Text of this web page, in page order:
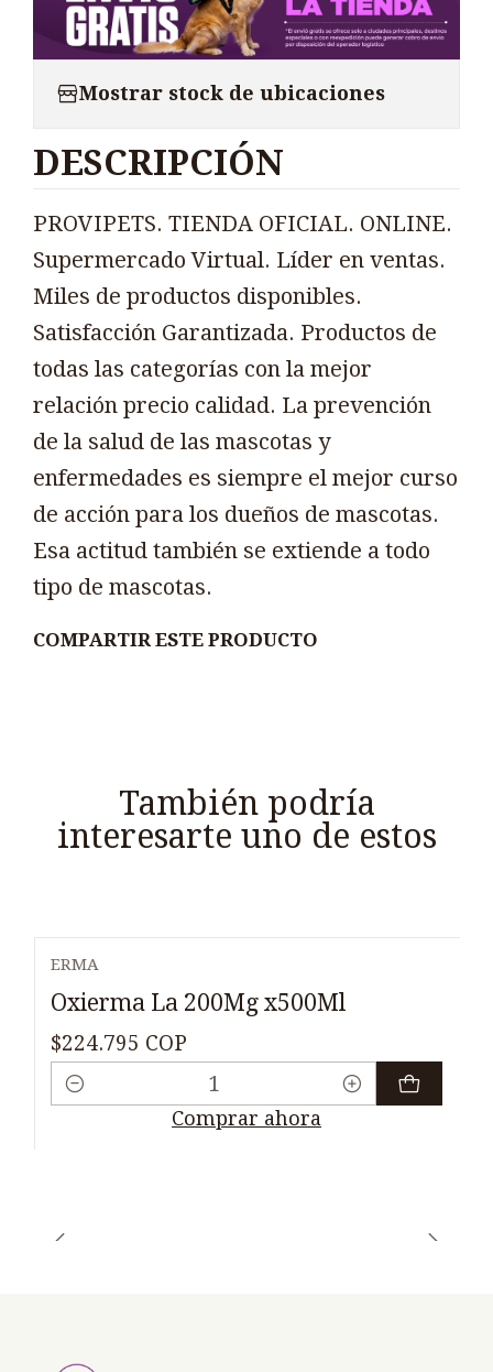
Mostrar stock de ubicaciones
DESCRIPCIÓN
PROVIPETS. TIENDA OFICIAL. ONLINE.
Supermercado Virtual. Líder en ventas.
Miles de productos disponibles.
Satisfacción Garantizada. Productos de
todas las categorías con la mejor
relación precio calidad. La prevención
de la salud de las mascotas y
enfermedades es siempre el mejor curso
de acción para los dueños de mascotas.
Esa actitud también se extiende a todo
tipo de mascotas.
COMPARTIR ESTE PRODUCTO
También podría
interesarte uno de estos
ERMA
Oxierma La 200Mg x500Ml
$224.795 COP
Cantidad
Comprar ahora